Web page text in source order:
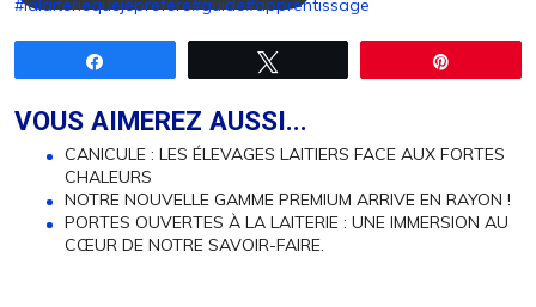
#lalaiteriequejeprefere#guide#apprentissage
VOUS AIMEREZ AUSSI...
CANICULE : LES ÉLEVAGES LAITIERS FACE AUX FORTES
CHALEURS
NOTRE NOUVELLE GAMME PREMIUM ARRIVE EN RAYON !
PORTES OUVERTES À LA LAITERIE : UNE IMMERSION AU
CŒUR DE NOTRE SAVOIR-FAIRE.